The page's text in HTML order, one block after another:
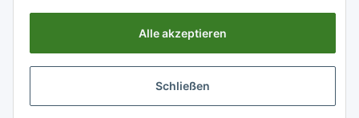
Informationen
Gesetzliche Informationen
Alle akzeptieren
Schließen